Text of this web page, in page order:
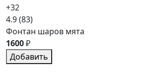
+32
4.9(83)
Фонтан шаров мята
1600₽
Добавить